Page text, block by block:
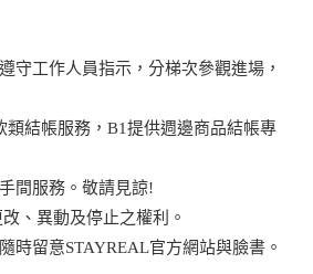
守工作人員指示，分梯次參觀進場，
類結帳服務，B1提供週邊商品結帳專
間服務。敬請見諒!
、異動及停止之權利。
時留意STAYREAL官方網站與臉書。